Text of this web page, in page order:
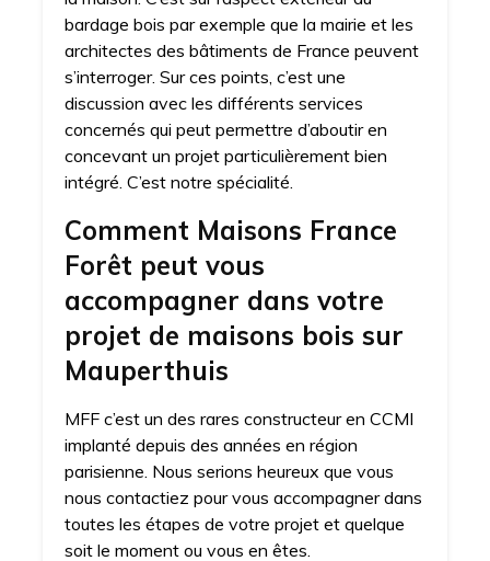
bardage bois par exemple que la mairie et les
architectes des bâtiments de France peuvent
s’interroger. Sur ces points, c’est une
discussion avec les différents services
concernés qui peut permettre d’aboutir en
concevant un projet particulièrement bien
intégré. C’est notre spécialité.
Comment Maisons France
Forêt peut vous
accompagner dans votre
projet de maisons bois sur
Mauperthuis
MFF c’est un des rares constructeur en CCMI
implanté depuis des années en région
parisienne. Nous serions heureux que vous
nous contactiez pour vous accompagner dans
toutes les étapes de votre projet et quelque
soit le moment ou vous en êtes.